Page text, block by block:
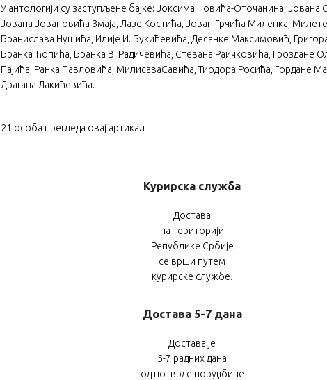
У антологији су заступљене бајке: Јоксима Новића-Оточанина, Јована
Јована Јовановића Змаја, Лазе Костића, Јован Грчића Миленка,
Бранислава Нушића, Илије И. Букићевића, Десанке Максимовић,
Бранка Ћопића, Бранка В. Радичевића, Стевана Раичковића, Гроздане
Пајића, Ранка Павловића, МилисаваСавића, Тиодора Росића, Гордане
Драгана Лакићевића.
21 особа прегледа овај артикал
Курирска служба
Достава
на територији
Републике Србије
се врши путем
курирске службе.
Достава 5-7 дана
Достава је
5-7 радних дана
од потврде поруџбине